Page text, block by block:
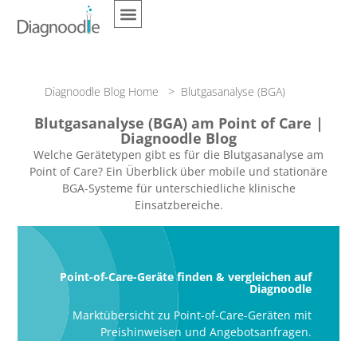
Diagnoodle Blog Home > Blutgasanalyse (BGA)
Blutgasanalyse (BGA) am Point of Care |
Diagnoodle Blog
Welche Gerätetypen gibt es für die Blutgasanalyse am
Point of Care? Ein Überblick über mobile und stationäre
BGA-Systeme für unterschiedliche klinische
Einsatzbereiche.
Point-of-Care-Geräte finden & vergleichen auf
Diagnoodle
Marktübersicht zu Point-of-Care-Geräten mit
Preishinweisen und Angebotsanfragen.